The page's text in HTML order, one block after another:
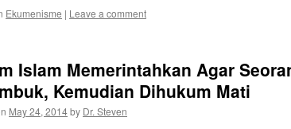
Ekumenisme | Leave a comment
Islam Memerintahkan Agar
Kemudian Dihukum Mati
May 24, 2014by Dr. Steven